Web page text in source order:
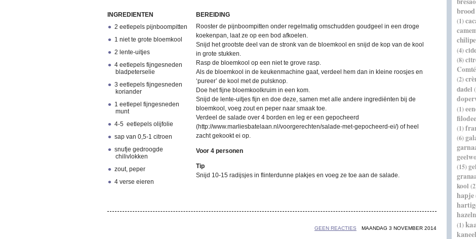
INGREDIENTEN
2 eetlepels pijnboompitten
1 niet te grote bloemkool
2 lente-uitjes
4 eetlepels fijngesneden
bladpeterselie
3 eetlepels fijngesneden
koriander
1 eetlepel fijngesneden
munt
4-5 eetlepels olijfolie
sap van 0,5-1 citroen
snufje gedroogde
chilivlokken
zout, peper
4 verse eieren
BEREIDING
Rooster de pijnboompitten onder regelmatig omschudden goudgeel in een droge
koekenpan, laat ze op een bod afkoelen.
Snijd het grootste deel van de stronk van de bloemkool en snijd de kop van de kool
in grote stukken.
Rasp de bloemkool op een niet te grove rasp.
Als de bloemkool in de keukenmachine gaat, verdeel hem dan in kleine roosjes en
‘pureer’ de kool met de pulsknop.
Doe het fijne bloemkoolkruim in een kom.
Snijd de lente-uitjes fijn en doe deze, samen met alle andere ingrediënten bij de
bloemkool, voeg zout en peper naar smaak toe.
Verdeel de salade over 4 borden en leg er een gepocheerd
(http://www.marliesbatelaan.nl/voorgerechten/salade-met-gepocheerd-ei/) of heel
zacht gekookt ei op.
Voor 4 personen
Tip
Snijd 10-15 radijsjes in flinterdunne plakjes en voeg ze toe aan de salade.
MAANDAG 3 NOVEMBER 2014
GEEN REACTIES
brood
(1)
(4)
(8)
Comté
(2)
dadel
(1)
(1)
(6)
(15)
kool
hapje
(1)
kaneel